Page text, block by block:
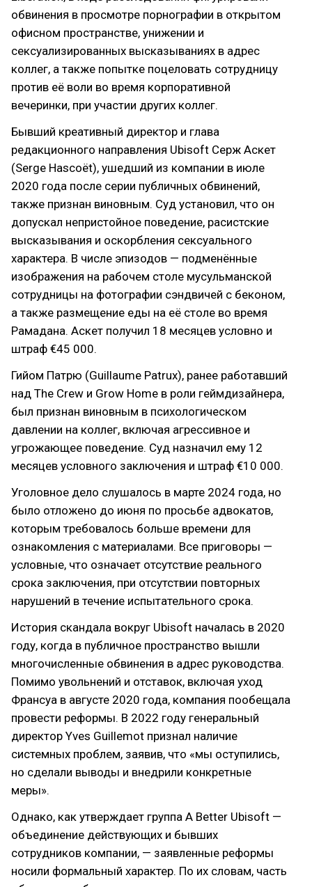
обвинения в просмотре порнографии в открытом
офисном пространстве, унижении и
сексуализированных высказываниях в адрес
коллег, а также попытке поцеловать сотрудницу
против её воли во время корпоративной
вечеринки, при участии других коллег.
Бывший креативный директор и глава
редакционного направления Ubisoft Серж Аскет
(Serge Hascoët), ушедший из компании в июле
2020 года после серии публичных обвинений,
также признан виновным. Суд установил, что он
допускал непристойное поведение, расистские
высказывания и оскорбления сексуального
характера. В числе эпизодов — подменённые
изображения на рабочем столе мусульманской
сотрудницы на фотографии сэндвичей с беконом,
а также размещение еды на её столе во время
Рамадана. Аскет получил 18 месяцев условно и
штраф €45 000.
Гийом Патрю (Guillaume Patrux), ранее работавший
над The Crew и Grow Home в роли геймдизайнера,
был признан виновным в психологическом
давлении на коллег, включая агрессивное и
угрожающее поведение. Суд назначил ему 12
месяцев условного заключения и штраф €10 000.
Уголовное дело слушалось в марте 2024 года, но
было отложено до июня по просьбе адвокатов,
которым требовалось больше времени для
ознакомления с материалами. Все приговоры —
условные, что означает отсутствие реального
срока заключения, при отсутствии повторных
нарушений в течение испытательного срока.
История скандала вокруг Ubisoft началась в 2020
году, когда в публичное пространство вышли
многочисленные обвинения в адрес руководства.
Помимо увольнений и отставок, включая уход
Франсуа в августе 2020 года, компания пообещала
провести реформы. В 2022 году генеральный
директор Yves Guillemot признал наличие
системных проблем, заявив, что «мы оступились,
но сделали выводы и внедрили конкретные
меры».
Однако, как утверждает группа A Better Ubisoft —
объединение действующих и бывших
сотрудников компании, — заявленные реформы
носили формальный характер. По их словам, часть